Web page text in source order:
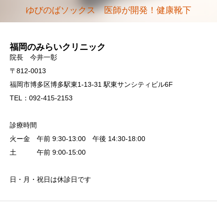
ゆびのばソックス 医師が開発！健康靴下
福岡のみらいクリニック
院長 今井一彰
〒812-0013
福岡市博多区博多駅東1-13-31 駅東サンシティビル6F
TEL：092-415-2153
診療時間
火ー金 午前 9:30-13:00 午後 14:30-18:00
土 午前 9:00-15:00
日・月・祝日は休診日です